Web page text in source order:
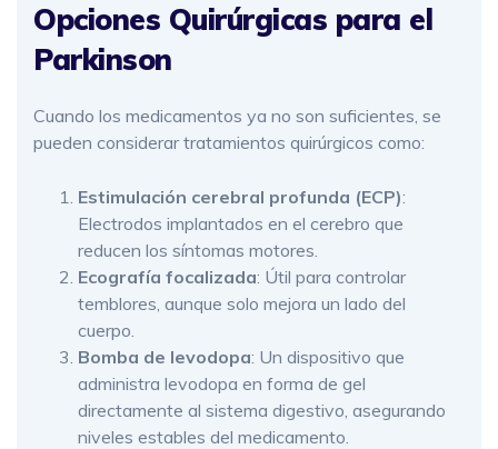
Opciones Quirúrgicas para el
Parkinson
Cuando los medicamentos ya no son suficientes, se
pueden considerar tratamientos quirúrgicos como:
Estimulación cerebral profunda (ECP):
Electrodos implantados en el cerebro que
reducen los síntomas motores.
Ecografía focalizada: Útil para controlar
temblores, aunque solo mejora un lado del
cuerpo.
Bomba de levodopa: Un dispositivo que
administra levodopa en forma de gel
directamente al sistema digestivo, asegurando
niveles estables del medicamento.